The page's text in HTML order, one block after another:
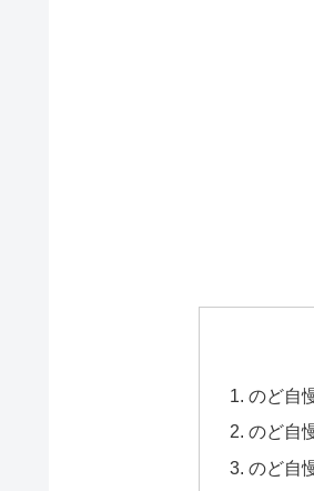
のど自
のど自
のど自